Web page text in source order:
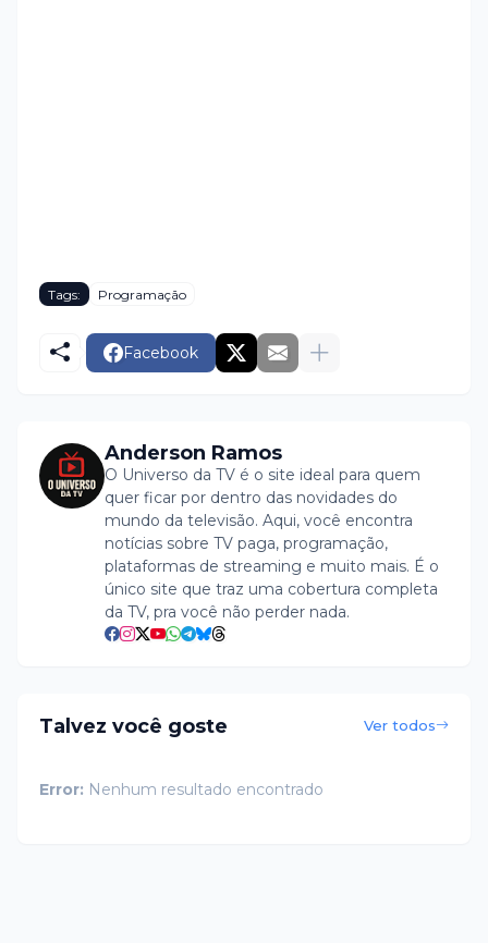
Tags: Programação
Facebook
Anderson Ramos
O Universo da TV é o site ideal para quem
quer ficar por dentro das novidades do
mundo da televisão. Aqui, você encontra
notícias sobre TV paga, programação,
plataformas de streaming e muito mais. É o
único site que traz uma cobertura completa
da TV, pra você não perder nada.
Talvez você goste Ver todos
Error: Nenhum resultado encontrado